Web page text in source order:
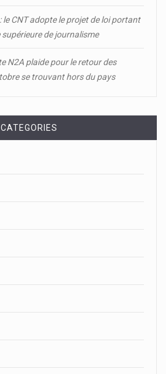
le CNT adopte le projet de loi portant
supérieure de journalisme
N2A plaide pour le retour des
se trouvant hors du pays
CATEGORIES